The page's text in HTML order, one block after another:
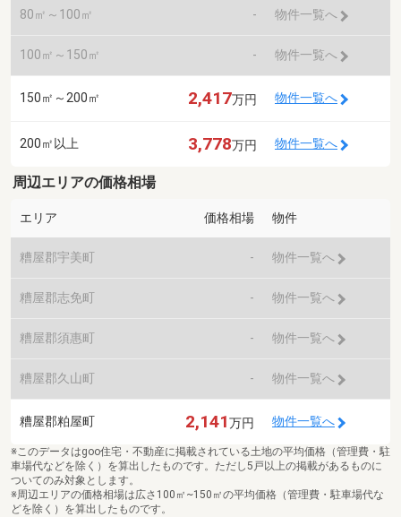
80㎡～100㎡ - 物件一覧へ
100㎡～150㎡ - 物件一覧へ
150㎡～200㎡ 2,417万円 物件一覧へ
200㎡以上 3,778万円 物件一覧へ
周辺エリアの価格相場
エリア 価格相場 物件
糟屋郡宇美町 - 物件一覧へ
糟屋郡志免町 - 物件一覧へ
糟屋郡須惠町 - 物件一覧へ
糟屋郡久山町 - 物件一覧へ
糟屋郡粕屋町 2,141万円 物件一覧へ
※このデータはgoo住宅・不動産に掲載されている土地の平均価格（管理費・駐
車場代などを除く）を算出したものです。ただし5戸以上の掲載があるものに
ついてのみ対象とします。
※周辺エリアの価格相場は広さ100㎡~150㎡の平均価格（管理費・駐車場代な
どを除く）を算出したものです。